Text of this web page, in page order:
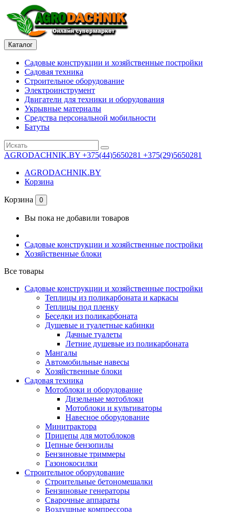
Каталог
Садовые конструкции и хозяйственные постройки
Садовая техника
Строительное оборудование
Электроинструмент
Двигатели для техники и оборудования
Укрывные материалы
Средства персональной мобильности
Батуты
AGRODACHNIK.BY +375(44)5650281 +375(29)5650281
AGRODACHNIK.BY
Корзина
Корзина 0
Вы пока не добавили товаров
Садовые конструкции и хозяйственные постройки
Хозяйственные блоки
Все товары
Садовые конструкции и хозяйственные постройки
Теплицы из поликарбоната и каркасы
Теплицы под пленку
Беседки из поликарбоната
Душевые и туалетные кабинки
Дачные туалеты
Летние душевые из поликарбоната
Мангалы
Автомобильные навесы
Хозяйственные блоки
Садовая техника
Мотоблоки и оборудование
Дизельные мотоблоки
Мотоблоки и культиваторы
Навесное оборудование
Минитрактора
Прицепы для мотоблоков
Цепные бензопилы
Бензиновые триммеры
Газонокосилки
Строительное оборудование
Строительные бетономешалки
Бензиновые генераторы
Сварочные аппараты
Воздушные компрессора